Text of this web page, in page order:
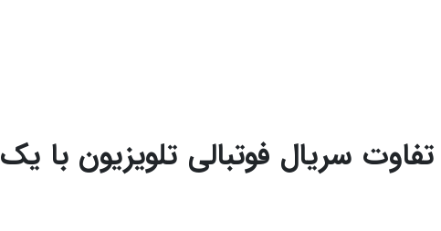
سریال فوتبالی تلویزیون با یک